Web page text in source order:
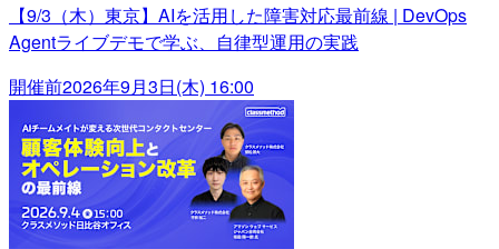
【9/3（木）東京】AIを活用した障害対応最前線 | DevOps
Agentライブデモで学ぶ、自律型運用の実践
開催前2026年9月3日(木) 16:00